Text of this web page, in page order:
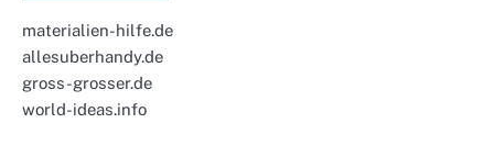
materialien-hilfe.de
allesuberhandy.de
gross-grosser.de
world-ideas.info